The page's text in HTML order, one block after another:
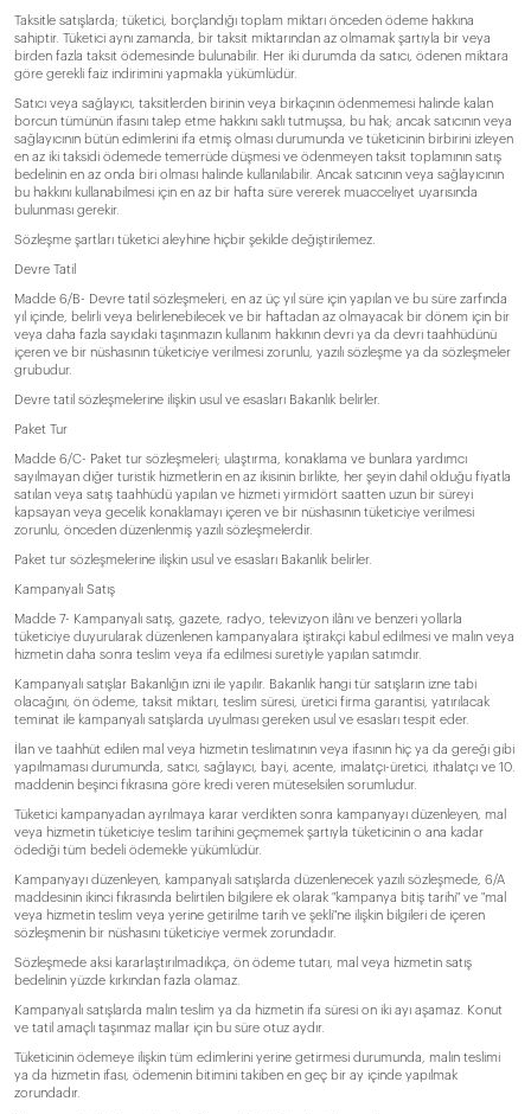
Taksitle satışlarda; tüketici, borçlandığı toplam miktarı önceden ödeme hakkına
sahiptir. Tüketici aynı zamanda, bir taksit miktarından az olmamak şartıyla bir veya
birden fazla taksit ödemesinde bulunabilir. Her iki durumda da satıcı, ödenen miktara
göre gerekli faiz indirimini yapmakla yükümlüdür.
Satıcı veya sağlayıcı, taksitlerden birinin veya birkaçının ödenmemesi halinde kalan
borcun tümünün ifasını talep etme hakkını saklı tutmuşsa, bu hak; ancak satıcının veya
sağlayıcının bütün edimlerini ifa etmiş olması durumunda ve tüketicinin birbirini izleyen
en az iki taksidi ödemede temerrüde düşmesi ve ödenmeyen taksit toplamının satış
bedelinin en az onda biri olması halinde kullanılabilir. Ancak satıcının veya sağlayıcının
bu hakkını kullanabilmesi için en az bir hafta süre vererek muacceliyet uyarısında
bulunması gerekir.
Sözleşme şartları tüketici aleyhine hiçbir şekilde değiştirilemez.
Devre Tatil
Madde 6/B- Devre tatil sözleşmeleri, en az üç yıl süre için yapılan ve bu süre zarfında
yıl içinde, belirli veya belirlenebilecek ve bir haftadan az olmayacak bir dönem için bir
veya daha fazla sayıdaki taşınmazın kullanım hakkının devri ya da devri taahhüdünü
içeren ve bir nüshasının tüketiciye verilmesi zorunlu, yazılı sözleşme ya da sözleşmeler
grubudur.
Devre tatil sözleşmelerine ilişkin usul ve esasları Bakanlık belirler.
Paket Tur
Madde 6/C- Paket tur sözleşmeleri; ulaştırma, konaklama ve bunlara yardımcı
sayılmayan diğer turistik hizmetlerin en az ikisinin birlikte, her şeyin dahil olduğu fiyatla
satılan veya satış taahhüdü yapılan ve hizmeti yirmidört saatten uzun bir süreyi
kapsayan veya gecelik konaklamayı içeren ve bir nüshasının tüketiciye verilmesi
zorunlu, önceden düzenlenmiş yazılı sözleşmelerdir.
Paket tur sözleşmelerine ilişkin usul ve esasları Bakanlık belirler.
Kampanyalı Satış
Madde 7- Kampanyalı satış, gazete, radyo, televizyon ilânı ve benzeri yollarla
tüketiciye duyurularak düzenlenen kampanyalara iştirakçi kabul edilmesi ve malın veya
hizmetin daha sonra teslim veya ifa edilmesi suretiyle yapılan satımdır.
Kampanyalı satışlar Bakanlığın izni ile yapılır. Bakanlık hangi tür satışların izne tabi
olacağını, ön ödeme, taksit miktarı, teslim süresi, üretici firma garantisi, yatırılacak
teminat ile kampanyalı satışlarda uyulması gereken usul ve esasları tespit eder.
İlan ve taahhüt edilen mal veya hizmetin teslimatının veya ifasının hiç ya da gereği gibi
yapılmaması durumunda, satıcı, sağlayıcı, bayi, acente, imalatçı-üretici, ithalatçı ve 10.
maddenin beşinci fıkrasına göre kredi veren müteselsilen sorumludur.
Tüketici kampanyadan ayrılmaya karar verdikten sonra kampanyayı düzenleyen, mal
veya hizmetin tüketiciye teslim tarihini geçmemek şartıyla tüketicinin o ana kadar
ödediği tüm bedeli ödemekle yükümlüdür.
Kampanyayı düzenleyen, kampanyalı satışlarda düzenlenecek yazılı sözleşmede, 6/A
maddesinin ikinci fıkrasında belirtilen bilgilere ek olarak "kampanya bitiş tarihi" ve "mal
veya hizmetin teslim veya yerine getirilme tarih ve şekli"ne ilişkin bilgileri de içeren
sözleşmenin bir nüshasını tüketiciye vermek zorundadır.
Sözleşmede aksi kararlaştırılmadıkça, ön ödeme tutarı, mal veya hizmetin satış
bedelinin yüzde kırkından fazla olamaz.
Kampanyalı satışlarda malın teslim ya da hizmetin ifa süresi on iki ayı aşamaz. Konut
ve tatil amaçlı taşınmaz mallar için bu süre otuz aydır.
Tüketicinin ödemeye ilişkin tüm edimlerini yerine getirmesi durumunda, malın teslimi
ya da hizmetin ifası, ödemenin bitimini takiben en geç bir ay içinde yapılmak
zorundadır.